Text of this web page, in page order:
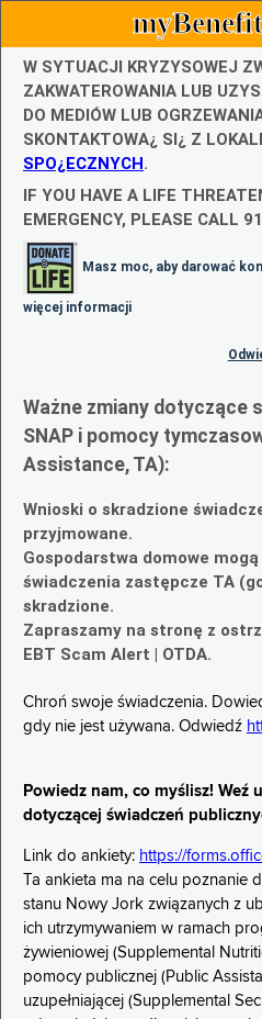
W SYTUACJI KRYZYSOWEJ
ZAKWATEROWANIA LUB
DO MEDIÓW LUB
SKONTAKTOWA¿ SI¿ Z
SPO¿ECZNYCH.
IF YOU HAVE A LIFE
EMERGENCY, PLEASE CALL
Masz moc, aby darować
więcej informacji
Ważne zmiany dotyczące
SNAP i pomocy
Assistance, TA):
Wnioski o skradzione
przyjmowane.
Gospodarstwa domowe
świadczenia zastępcze TA
skradzione.
Zapraszamy na stronę z
EBT Scam Alert | OTDA.
Chroń swoje świadczenia.
gdy nie jest używana. Odwiedź
Powiedz nam, co myślisz! Weź
dotyczącej świadczeń
Link do ankiety: https://
Ta ankieta ma na celu poznanie
stanu Nowy Jork związanych z
ich utrzymywaniem w ramach
żywieniowej (Supplemental
pomocy publicznej (Public
uzupełniającej (Supplemental